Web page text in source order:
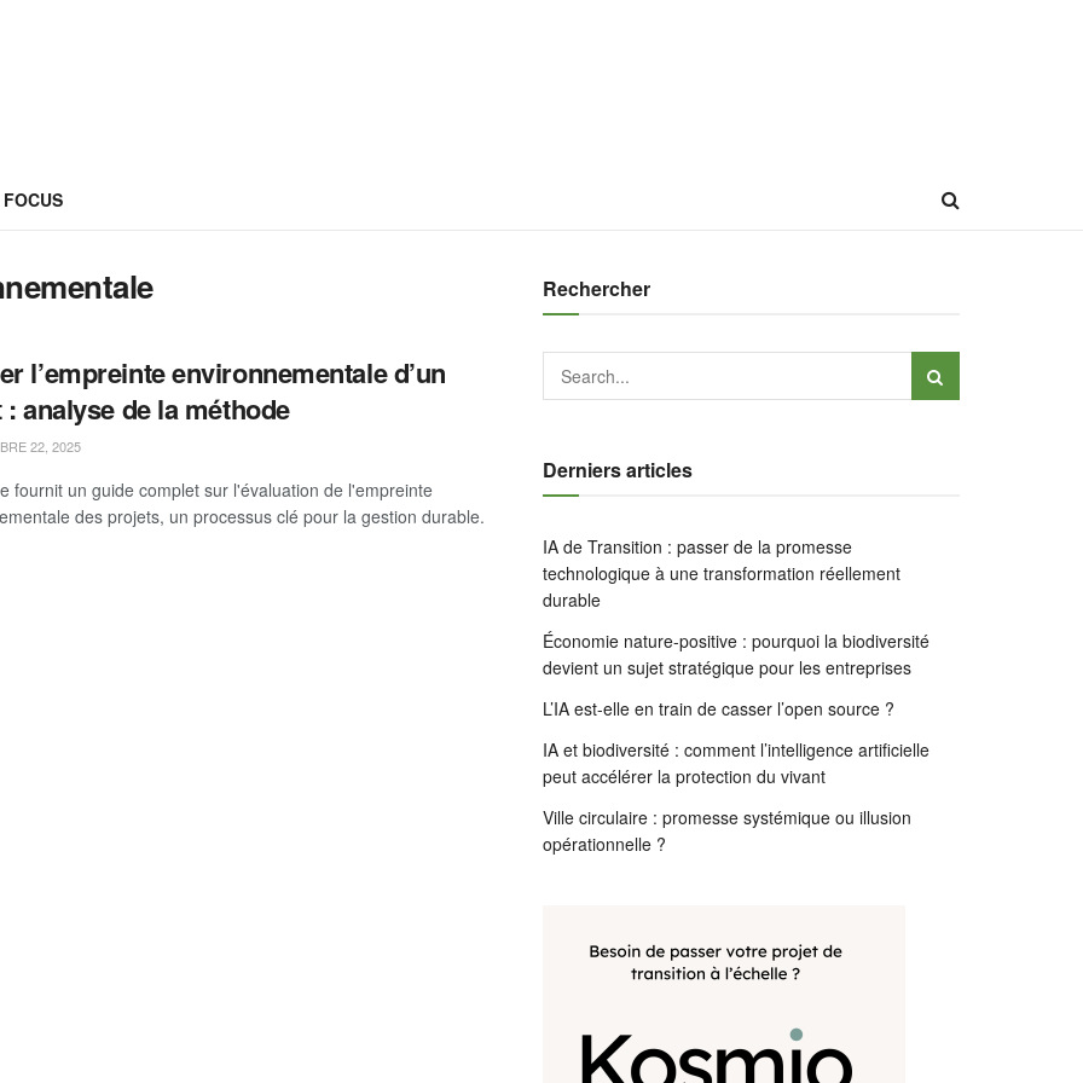
FOCUS
l’empreinte environnementale d’un
analyse de la méthode
22, 2025
fournit un guide complet sur l'évaluation de l'empreinte
des projets, un processus clé pour la gestion durable.
Rechercher
Derniers articles
IA de Transition : passer de la promesse
technologique à une transformation réellement
durable
Économie nature-positive : pourquoi la biodiversité
devient un sujet stratégique pour les entreprises
L’IA est-elle en train de casser l’open source ?
IA et biodiversité : comment l’intelligence artificielle
peut accélérer la protection du vivant
Ville circulaire : promesse systémique ou illusion
opérationnelle ?